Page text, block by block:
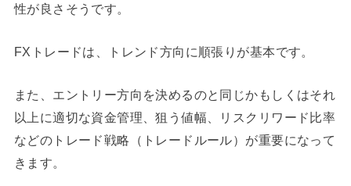
性が良さそうです。
FXトレードは、トレンド方向に順張りが基本です。
また、エントリー方向を決めるのと同じかもしくはそれ
以上に適切な資金管理、狙う値幅、リスクリワード比率
などのトレード戦略（トレードルール）が重要になって
きます。